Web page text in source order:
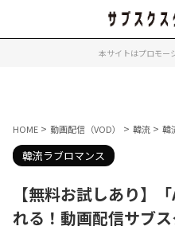
本サイトはプロモー
HOME > 動画配信（VOD） > 韓流 > 韓
韓流ラブロマンス
【無料お試しあり】
れる！動画配信サブ